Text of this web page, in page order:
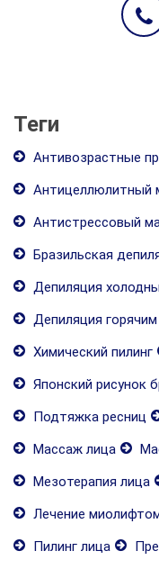
Теги
Антивозрастные
Антицеллюлитный
Антистрессовый
Бразильская
Депиляция
Депиляция
Химический пилинг
Японский рисунок
Подтяжка ресниц
Массаж лица
Мезотерапия лица
Лечение
Пилинг лица